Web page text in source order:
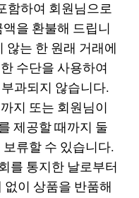
함하여 회원님으로
을 환불해 드립니
않는 한 원래 거래에
수단을 사용하여
과되지 않습니다.
지 또는 회원님이
제공할 때까지 둘
류할 수 있습니다.
를 통지한 날로부터
이 상품을 반품해